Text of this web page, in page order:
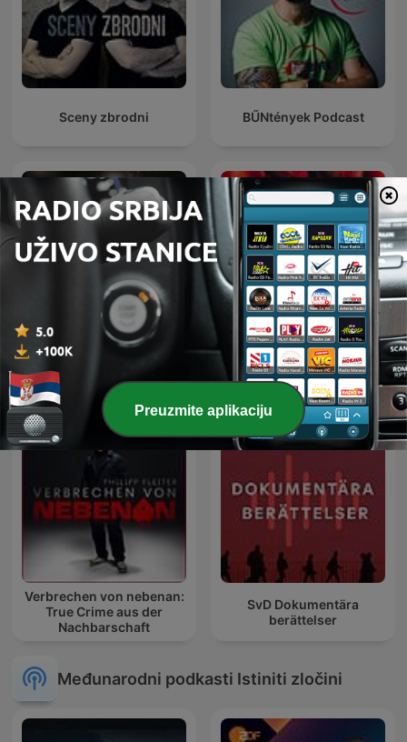
Sceny zbrodni BŰNtények Podcast
The FOX True Crime
Lady Killers with Lucy
Worsley
Verbrechen von nebenan:
True Crime aus der
Nachbarschaft
SvD Dokumentära
berättelser
Međunarodni podkasti Istiniti zločini
Preuzmite aplikaciju